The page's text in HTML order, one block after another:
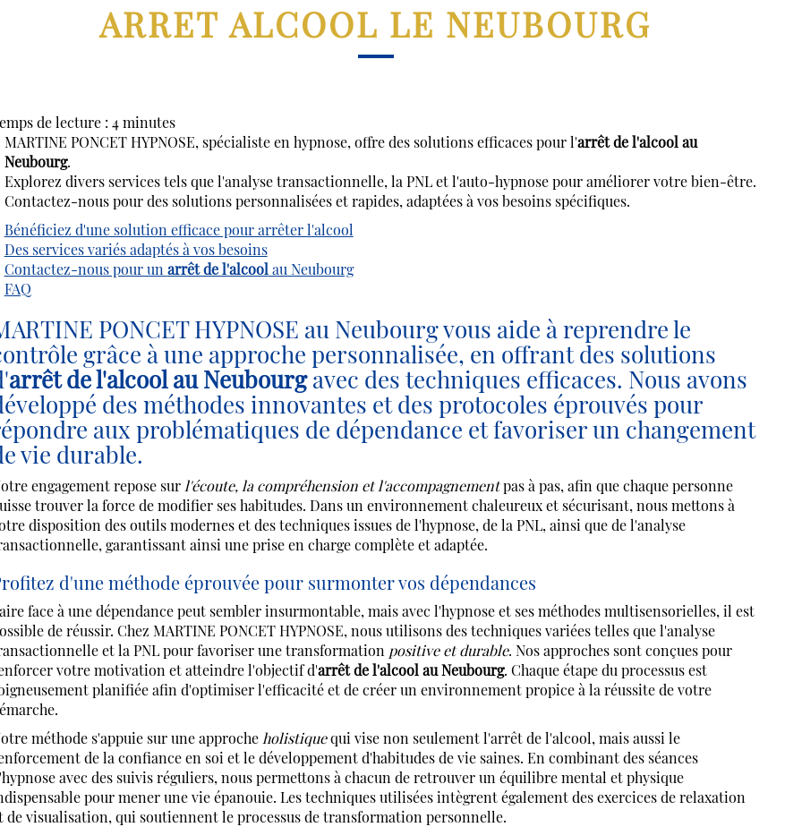
ARRET ALCOOL LE NEUBOURG
de lecture : 4 minutes
MARTINE PONCET HYPNOSE, spécialiste en hypnose, offre des solutions efficaces pour l'arrêt de l'alcool au
Neubourg.
Explorez divers services tels que l'analyse transactionnelle, la PNL et l'auto-hypnose pour améliorer votre bien-être.
Contactez-nous pour des solutions personnalisées et rapides, adaptées à vos besoins spécifiques.
Bénéficiez d'une solution efficace pour arrêter l'alcool
Des services variés adaptés à vos besoins
Contactez-nous pour un arrêt de l'alcool au Neubourg
FAQ
PONCET HYPNOSE au Neubourg vous aide à reprendre le
grâce à une approche personnalisée, en offrant des solutions
arrêt de l'alcool au Neubourgavec des techniques efficaces. Nous avons
des méthodes innovantes et des protocoles éprouvés pour
aux problématiques de dépendance et favoriser un changement
vie durable.
engagement repose sur l'écoute, la compréhension et l'accompagnementpas à pas, afin que chaque personne
trouver la force de modifier ses habitudes. Dans un environnement chaleureux et sécurisant, nous mettons à
disposition des outils modernes et des techniques issues de l'hypnose, de la PNL, ainsi que de l'analyse
garantissant ainsi une prise en charge complète et adaptée.
d'une méthode éprouvée pour surmonter vos dépendances
face à une dépendance peut sembler insurmontable, mais avec l'hypnose et ses méthodes multisensorielles, il est
de réussir. Chez MARTINE PONCET HYPNOSE, nous utilisons des techniques variées telles que l'analyse
et la PNL pour favoriser une transformation positive et durable. Nos approches sont conçues pour
votre motivation et atteindre l'objectif d'arrêt de l'alcool au Neubourg. Chaque étape du processus est
planifiée afin d'optimiser l'efficacité et de créer un environnement propice à la réussite de votre
méthode s'appuie sur une approche holistiquequi vise non seulement l'arrêt de l'alcool, mais aussi le
de la confiance en soi et le développement d'habitudes de vie saines. En combinant des séances
avec des suivis réguliers, nous permettons à chacun de retrouver un équilibre mental et physique
pour mener une vie épanouie. Les techniques utilisées intègrent également des exercices de relaxation
de visualisation, qui soutiennent le processus de transformation personnelle.